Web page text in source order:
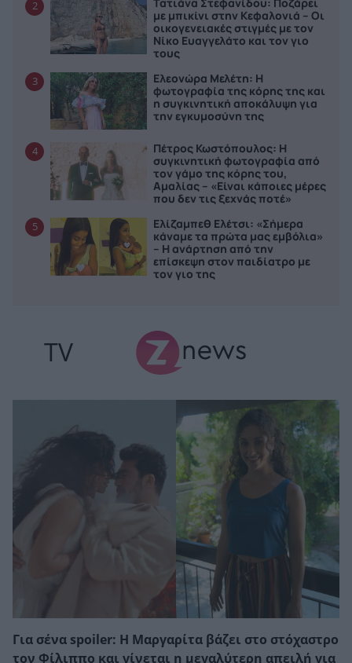
2
με μπικίνι στην Κεφαλονιά – Οι
οικογενειακές στιγμές με τον
Νίκο Ευαγγελάτο και τον γιο
τους
3
Ελεονώρα Μελέτη: Η
φωτογραφία της κόρης της και
η συγκινητική αποκάλυψη για
την εγκυμοσύνη της
4
Πέτρος Κωστόπουλος: Η
συγκινητική φωτογραφία από
τον γάμο της κόρης του,
Αμαλίας – «Είναι κάποιες μέρες
που δεν τις ξεχνάς ποτέ»
5
Ελίζαμπεθ Ελέτσι: «Σήμερα
κάναμε τα πρώτα μας εμβόλια»
– Η ανάρτηση από την
επίσκεψη στον παιδίατρο με
τον γιο της
TV
Για σένα spoiler: Η Μαργαρίτα βάζει στο στόχαστρο
τον Φίλιππο και γίνεται η μεγαλύτερη απειλή για